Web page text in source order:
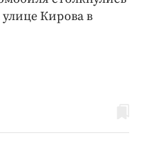
улице Кирова в